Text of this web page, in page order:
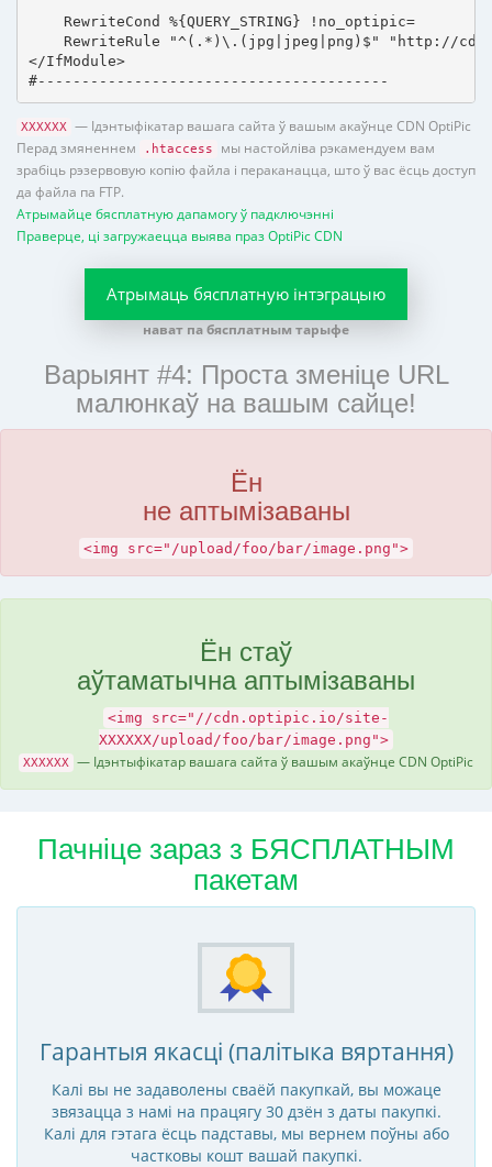
    RewriteCond %{QUERY_STRING} !no_optipic=
RewriteRule "^(.*)\.(jpg|jpeg|png)$" "http://
</IfModule>
#----------------------------------------
XXXXXX
— Ідэнтыфікатар вашага сайта ў вашым акаўнце CDN OptiPic
Перад змяненнем
.htaccess
мы настойліва рэкамендуем вам
зрабіць рэзервовую копію файла і пераканацца, што ў вас ёсць доступ
да файла па FTP.
Атрымайце бясплатную дапамогу ў падключэнні
Праверце, ці загружаецца выява праз OptiPic CDN
Атрымаць бясплатную інтэграцыю
нават па бясплатным тарыфе
Варыянт #4: Проста зменіце URL
малюнкаў на вашым сайце!
Ён
не аптымізаваны
<img src="/upload/foo/bar/image.png">
Ён стаў
аўтаматычна аптымізаваны
<img src="//cdn.optipic.io/site-
XXXXXX/upload/foo/bar/image.png">
XXXXXX — Ідэнтыфікатар вашага сайта ў вашым акаўнце CDN OptiPic
Пачніце зараз з БЯСПЛАТНЫМ
пакетам
Гарантыя якасці (палітыка вяртання)
Калі вы не задаволены сваёй пакупкай, вы можаце
звязацца з намі на працягу 30 дзён з даты пакупкі.
Калі для гэтага ёсць падставы, мы вернем поўны або
частковы кошт вашай пакупкі.